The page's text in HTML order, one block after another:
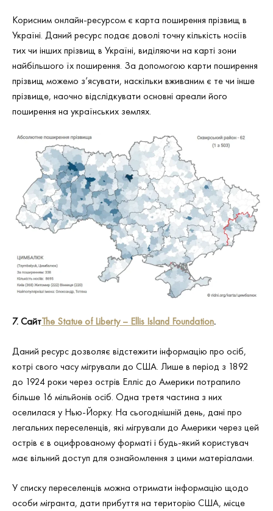
Корисним онлайн-ресурсом є карта поширення прізвищ в
Україні. Даний ресурс подає доволі точну кількість носіїв
тих чи інших прізвищ в Україні, виділяючи на карті зони
найбільшого їх поширення. За допомогою карти поширення
прізвищ можемо з’ясувати, наскільки вживаним є те чи інше
прізвище, наочно відслідкувати основні ареали його
поширення на українських землях.
7. СайтThe Statue of Liberty – Ellis Island Foundation.
Даний ресурс дозволяє відстежити інформацію про осіб,
котрі свого часу мігрували до США. Лише в період з 1892
до 1924 роки через острів Елліс до Америки потрапило
більше 16 мільйонів осіб. Одна третя частина з них
оселилася у Нью-Йорку. На сьогоднішній день, дані про
легальних переселенців, які мігрували до Америки через цей
острів є в оцифрованому форматі і будь-який користувач
має вільний доступ для ознайомлення з цими матеріалами.
У списку переселенців можна отримати інформацію щодо
особи мігранта, дати прибуття на територію США, місце